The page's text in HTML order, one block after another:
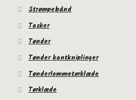
Strømpebånd
Tasker
Tønder
Tønder kantkniplinger
Tønderlommetørklæde
Tørklæde